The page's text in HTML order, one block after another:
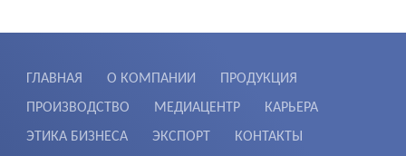
ГЛАВНАЯ О КОМПАНИИ
ПРОДУКЦИЯ
ПРОИЗВОДСТВО
МЕДИАЦЕНТР
КАРЬЕРА
ЭТИКА БИЗНЕСА
ЭКСПОРТ КОНТАКТЫ